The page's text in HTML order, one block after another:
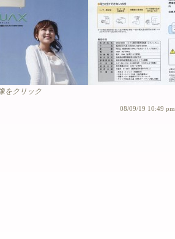
をクリック
08/09/19 10:49 pm